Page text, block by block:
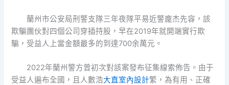
蘭州市公安局刑警支隊三年夜隊平易近警龐杰先容，該
欺騙團伙對四個公司穿插持股，早在2019年就開端實行欺
騙，受益人上當金額最多的到達700余萬元。
2022年蘭州警方曾初次對該案發布征集線索佈告。由于
受益人遍布全國，且人數浩大直室內設計繁，為有用、正確